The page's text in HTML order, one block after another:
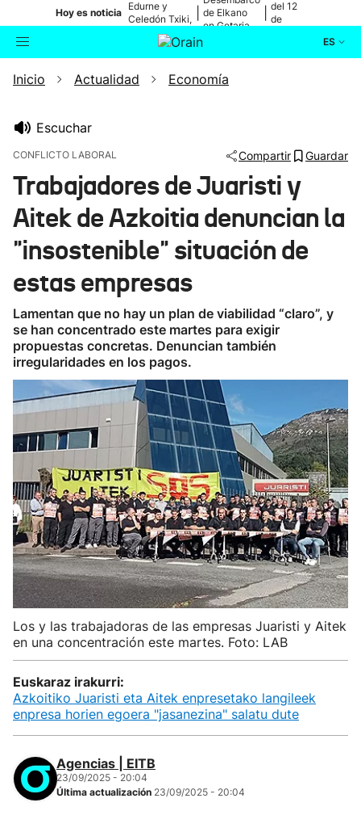
Hoy es noticia
Edurne y
Celedón Txiki,
en directo
de Elkano
en Getaria
del 12
de
ES
Buscador Actualidad
Ikusmiran
Eguraldia
Inicio Actualidad Economía
Escuchar
CONFLICTO LABORAL Compartir Guardar
Trabajadores de Juaristi y
Aitek de Azkoitia denuncian la
"insostenible" situación de
estas empresas
Lamentan que no hay un plan de viabilidad “claro”, y
se han concentrado este martes para exigir
propuestas concretas. Denuncian también
irregularidades en los pagos.
Los y las trabajadoras de las empresas Juaristi y Aitek
en una concentración este martes. Foto: LAB
Euskaraz irakurri:
Azkoitiko Juaristi eta Aitek enpresetako langileek
enpresa horien egoera "jasanezina" salatu dute
Agencias | EITB
23/09/2025 - 20:04
Última actualización 23/09/2025 - 20:04